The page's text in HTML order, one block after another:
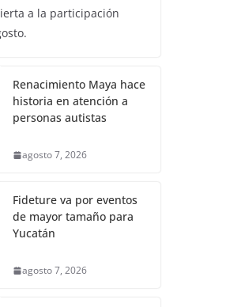
a la participación
Renacimiento Maya hace
historia en atención a
personas autistas
agosto 7, 2026
Fideture va por eventos
de mayor tamaño para
Yucatán
agosto 7, 2026